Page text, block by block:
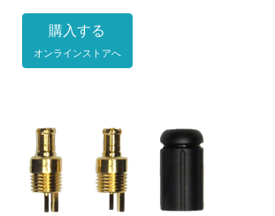
購入する
オンラインストアへ